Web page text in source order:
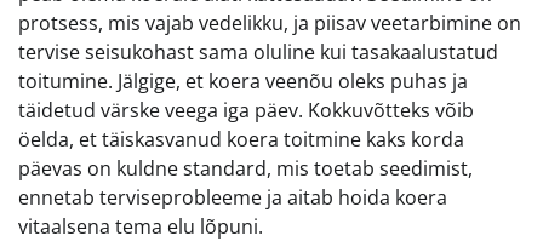
protsess, mis vajab vedelikku, ja piisav veetarbimine on
tervise seisukohast sama oluline kui tasakaalustatud
toitumine. Jälgige, et koera veenõu oleks puhas ja
täidetud värske veega iga päev. Kokkuvõtteks võib
öelda, et täiskasvanud koera toitmine kaks korda
päevas on kuldne standard, mis toetab seedimist,
ennetab terviseprobleeme ja aitab hoida koera
vitaalsena tema elu lõpuni.